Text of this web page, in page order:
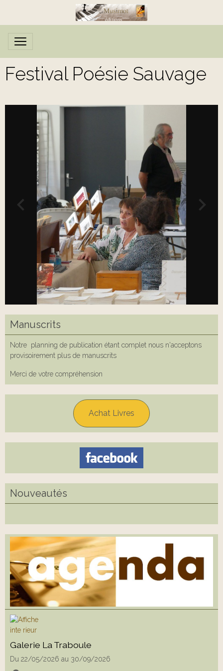
Festival Poésie Sauvage
Manuscrits
Notre planning de publication étant complet nous n'acceptons
provisoirement plus de manuscrits
Merci de votre compréhension
Achat Livres
Nouveautés
Galerie La Traboule
Du 22/05/2026 au 30/09/2026